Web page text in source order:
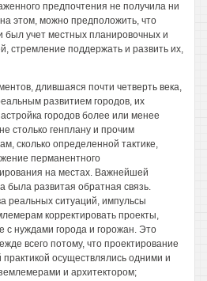
предпочтения не получила ни
этом, можно предположить, что
был учет местных планировочных и
стремление поддержать и развить их,
длившаяся почти четверть века,
развитием городов, их
городов более или менее
столько генплану и прочим
сколько определенной тактике,
перманентного
на местах. Важнейшей
была развитая обратная связь.
реальных ситуаций, импульсы
корректировать проекты,
с нуждами города и горожан. Это
всего потому, что проектирование
практикой осуществлялись одними и
и архитектором;